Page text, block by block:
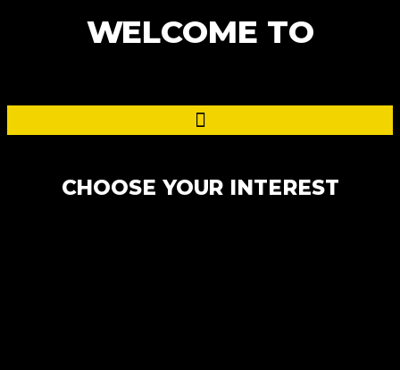
WELCOME TO
CHOOSE YOUR INTEREST